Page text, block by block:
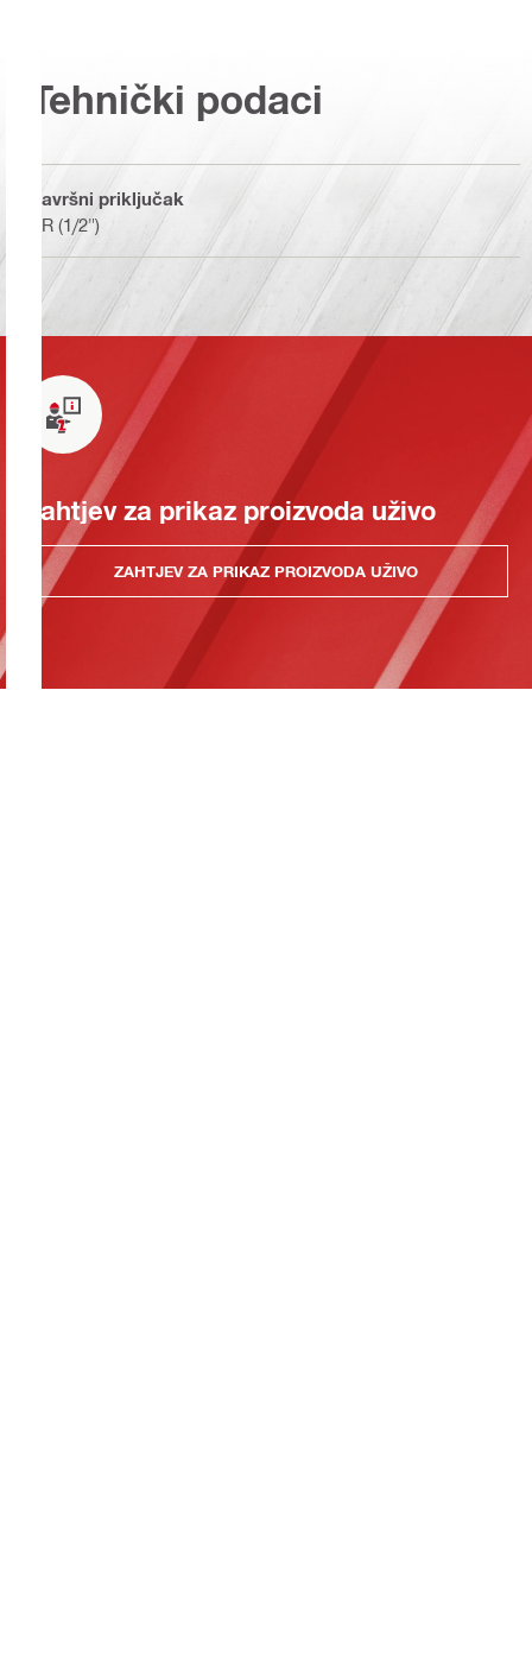
Tehnički podaci
Završni priključak
BR (1/2")
Zahtjev za prikaz proizvoda uživo
ZAHTJEV ZA PRIKAZ PROIZVODA UŽIVO